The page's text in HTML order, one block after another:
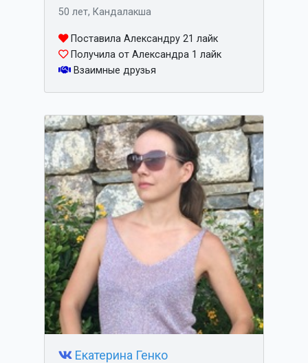
50 лет, Кандалакша
Поставила Александру 21 лайк
Получила от Александра 1 лайк
Взаимные друзья
Екатерина Генко